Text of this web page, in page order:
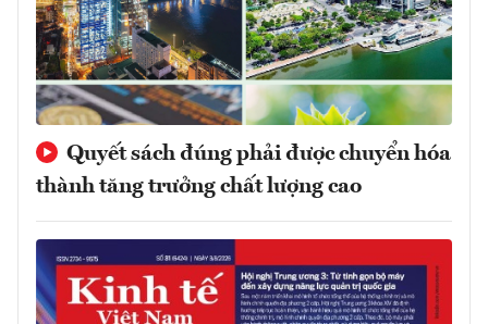
Quyết sách đúng phải được chuyển hóa
thành tăng trưởng chất lượng cao